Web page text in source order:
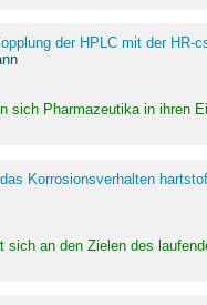
der HPLC mit der HR-
sich Pharmazeutika in ihren
Korrosionsverhalten
sich an den Zielen des